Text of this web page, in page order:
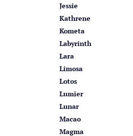
Jessie
Kathrene
Kometa
Labyrinth
Lara
Limosa
Lotos
Lumier
Lunar
Macao
Magma